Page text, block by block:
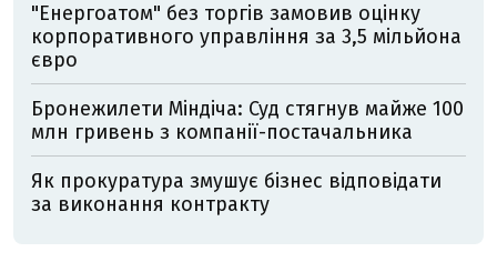
"Енергоатом" без торгів замовив оцінку
корпоративного управління за 3,5 мільйона
євро
Бронежилети Міндіча: Суд стягнув майже 100
млн гривень з компанії-постачальника
Як прокуратура змушує бізнес відповідати
за виконання контракту